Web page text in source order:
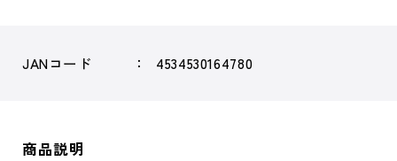
JANコード 4534530164780
商品説明